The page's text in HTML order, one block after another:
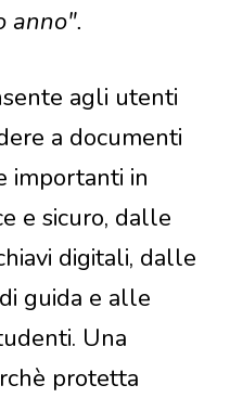
anno".
agli utenti
a documenti
importanti in
e sicuro, dalle
digitali, dalle
guida e alle
Una
protetta